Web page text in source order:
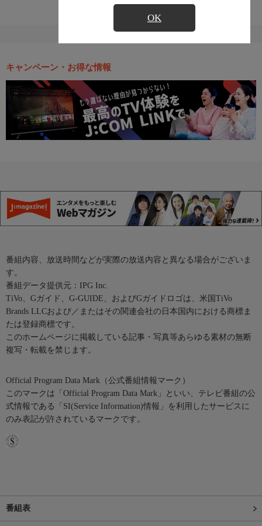
OK
キャンペーン・お得な情報
番組内容、放送時間などが実際の放送内容と異なる場合がございま
す。
番組データ提供元：IPG Inc.
TiVo、Gガイド、G-GUIDE、およびGガイドロゴは、米国TiVo
Brands LLCおよび／またはその関連会社の日本国内における商標ま
たは登録商標です。
このホームページに掲載している記事・写真等あらゆる素材の無断
複写・転載を禁じます。
Official Program Data Mark（公式番組情報マーク）
このマークは「Official Program Data Mark」といい、テレビ番組の公
式情報である「SI(Service Information)情報」を利用したサービスに
のみ表記が許されているマークです。
番組表